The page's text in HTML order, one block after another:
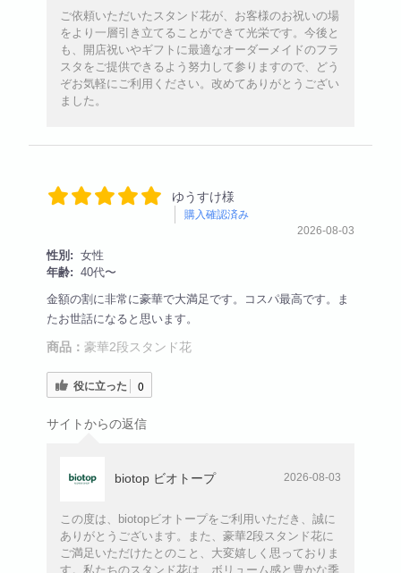
ご依頼いただいたスタンド花が、お客様のお祝いの場
をより一層引き立てることができて光栄です。今後と
も、開店祝いやギフトに最適なオーダーメイドのフラ
スタをご提供できるよう努力して参りますので、どう
ぞお気軽にご利用ください。改めてありがとうござい
ました。
ゆうすけ様
購入確認済み
2026-08-03
性別: 女性
年齢: 40代〜
金額の割に非常に豪華で大満足です。コスパ最高です。ま
たお世話になると思います。
商品：豪華2段スタンド花
役に立った 0
サイトからの返信
biotop ビオトープ 2026-08-03
この度は、biotopビオトープをご利用いただき、誠に
ありがとうございます。また、豪華2段スタンド花に
ご満足いただけたとのこと、大変嬉しく思っておりま
す。私たちのスタンド花は、ボリューム感と豊かな季